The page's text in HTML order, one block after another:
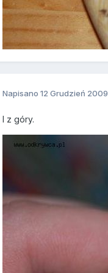
Napisano12 Grudzień 2009
I z góry.